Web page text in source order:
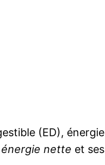
(ED), énergie
énergie nette et ses